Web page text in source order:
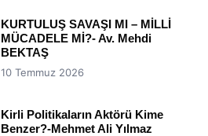
KURTULUŞ SAVAŞI MI – MİLLİ
MÜCADELE Mİ?- Av. Mehdi
BEKTAŞ
10 Temmuz 2026
Kirli Politikaların Aktörü Kime
Benzer?-Mehmet Ali Yılmaz